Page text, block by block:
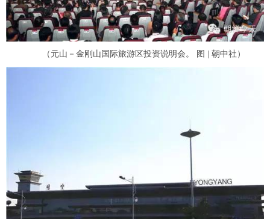
富媒体 摄影 新华广播
新华电视中文 新华电视英文 返回PC
（元山－金刚山国际旅游区投资说明会。 图 | 朝中社）